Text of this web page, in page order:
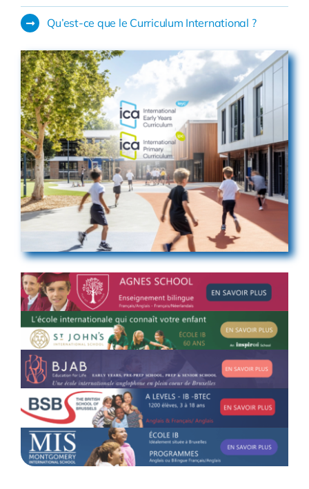
Qu’est-ce que le Curriculum International ?